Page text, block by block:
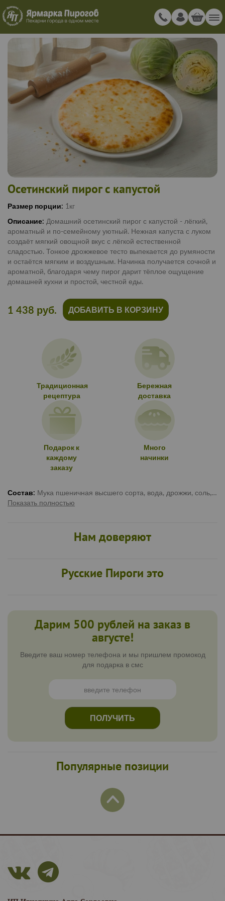
Осетинский пирог с капустой
Размер порции: 1кг
Описание: Домашний осетинский пирог с капустой - лёгкий,
ароматный и по-семейному уютный. Нежная капуста с луком
создаёт мягкий овощной вкус с лёгкой естественной
сладостью. Тонкое дрожжевое тесто выпекается до румяности
и остаётся мягким и воздушным. Начинка получается сочной и
ароматной, благодаря чему пирог дарит тёплое ощущение
домашней кухни и простой, честной еды.
Традиционная
рецептура
Бережная
доставка
Подарок к
каждому
заказу
Много
начинки
1 438 руб. ДОБАВИТЬ В КОРЗИНУ
Состав: Мука пшеничная высшего сорта, вода, дрожжи, соль, масло растительное, капуста белокочанная, лук репчатый
Показать полностью
Нам доверяют
Русские Пироги это
Дарим 500 рублей на заказ в
августе!
Введите ваш номер телефона и мы пришлем промокод
для подарка в смс
ПОЛУЧИТЬ
Популярные позиции
полученияПРОМОКОДАв СМС
Получить промокод
“Соглашение о работе с персональными данными”